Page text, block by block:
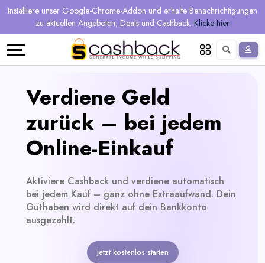
Installiere unser Google-Chrome-Addon und erhalte Benachrichtigungen
zu aktuellen Angeboten, Deals und Cashback. Klicke hier
Regional
Shops
Online-
Shops
Gutscheine
&
Angebote
Tagesdeals
Alle
Mehr
verdienen
verdienen
Empfehlen
und
verdienen
Sprache
Verdiene Geld
zurück – bei jedem
Online-Einkauf
Aktiviere Cashback und verdiene automatisch
bei jedem Kauf – ganz ohne Extraaufwand. Dein
Guthaben wird direkt auf dein Bankkonto
ausgezahlt.
Jetzt kostenlos starten